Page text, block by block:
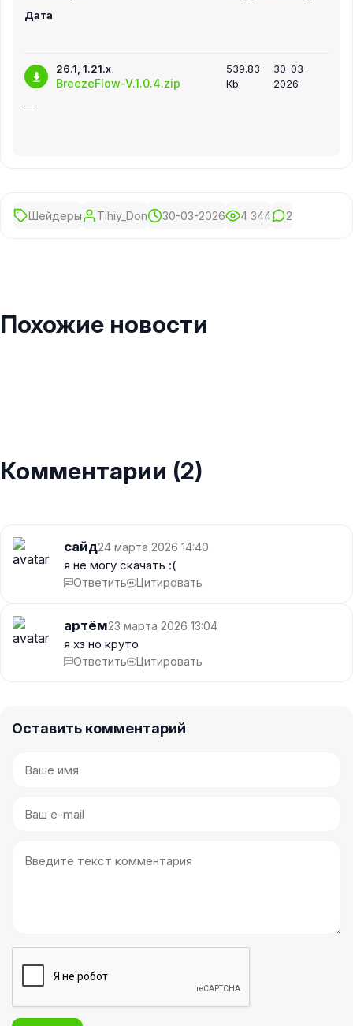
Дата
26.1, 1.21.x
BreezeFlow-V.1.0.4.zip
—
539.83
Kb
30-03-
2026
Шейдеры Tihiy_Don 30-03-2026 4 344 2
Похожие новости
Комментарии (2)
сайд24 марта 2026 14:40
я не могу скачать :(
Ответить Цитировать
артём23 марта 2026 13:04
я хз но круто
Ответить Цитировать
Оставить комментарий